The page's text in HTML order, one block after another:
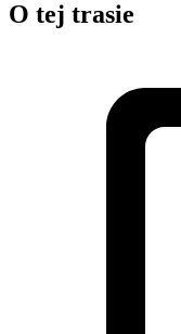
O tej trasie